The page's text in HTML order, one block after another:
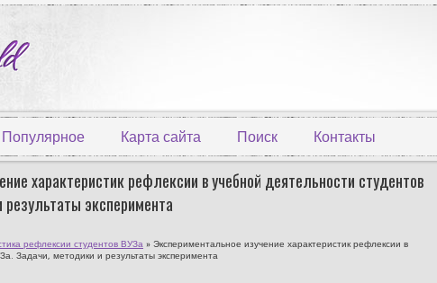
Популярное Карта сайта Поиск Контакты
характеристик рефлексии в учебной деятельности студентов
эксперимента
рефлексии студентов ВУЗа » Экспериментальное изучение характеристик рефлексии в
Задачи, методики и результаты эксперимента